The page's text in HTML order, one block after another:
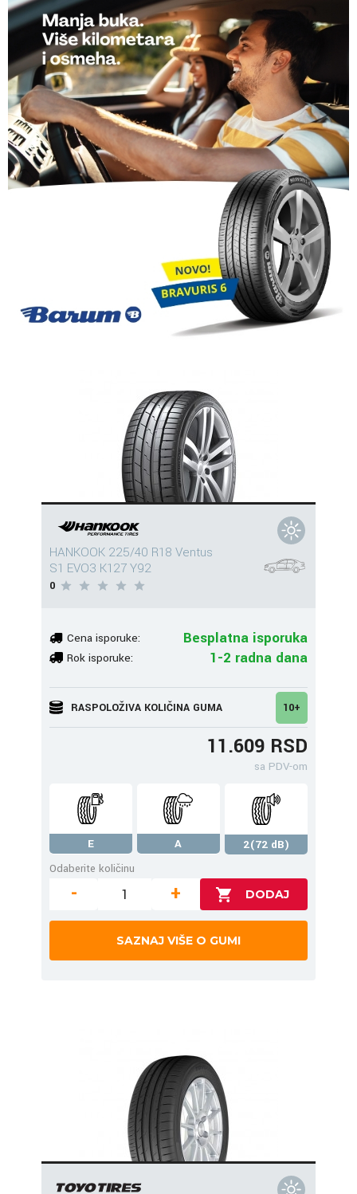
HANKOOK 225/40 R18 Ventus
S1 EVO3 K127 Y92
0
Cena isporuke: Besplatna isporuka
Rok isporuke: 1-2 radna dana
RASPOLOŽIVA KOLIČINA GUMA 10+
11.609 RSD
sa PDV-om
E A
2(72 dB)
Odaberite količinu
- +
SAZNAJ VIŠE O GUMI